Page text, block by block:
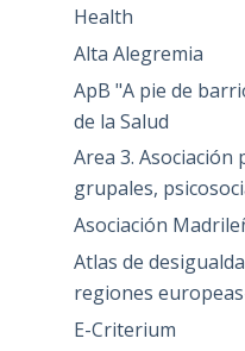
Health
Alta Alegremia
ApB "A pie de
de la Salud
Area 3. Asociación
grupales,
Asociación
Atlas de
regiones
E-Criterium